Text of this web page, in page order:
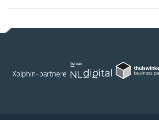
Xolphin-partnere